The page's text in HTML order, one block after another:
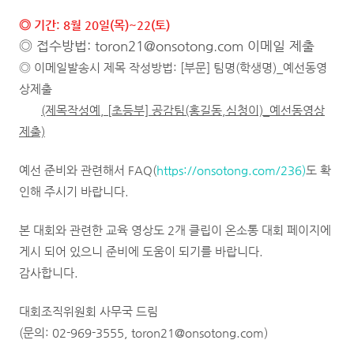
◎ 기간: 8월 20일(목)~22(토)
◎ 접수방법 : toron21@onsotong.com 이메일 제출
◎ 이메일발송시 제목 작성방법: [부문] 팀명(학생명)_예선동영
상제출
(제목작성예, [초등부] 공감팀(홍길동,심청이)_예선동영상
제출)
예선 준비와 관련해서 FAQ(https://onsotong.com/236)도 확
인해 주시기 바랍니다.
본 대회와 관련한 교육 영상도 2개 클립이 온소통 대회 페이지에
게시 되어 있으니 준비에 도움이 되기를 바랍니다.
감사합니다.
대회조직위원회 사무국 드림
(문의: 02-969-3555, toron21@onsotong.com)